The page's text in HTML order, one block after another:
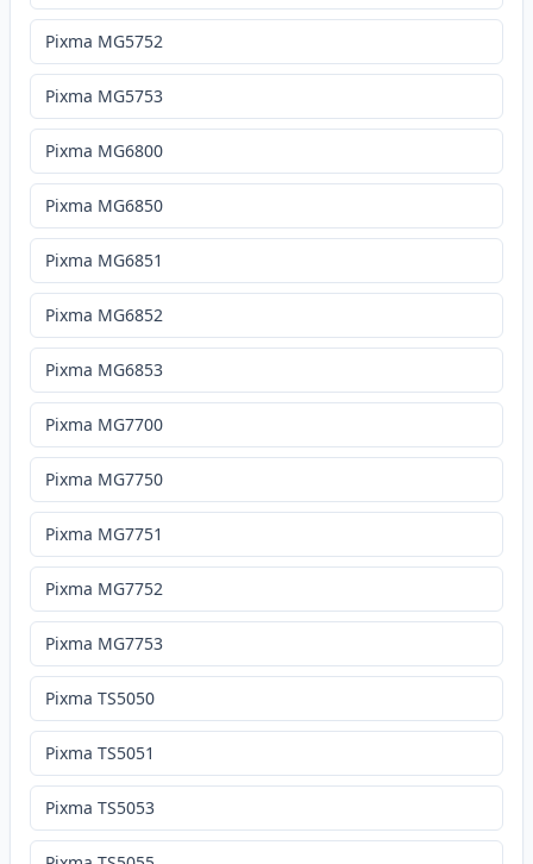
Pixma MG5752
Pixma MG5753
Pixma MG6800
Pixma MG6850
Pixma MG6851
Pixma MG6852
Pixma MG6853
Pixma MG7700
Pixma MG7750
Pixma MG7751
Pixma MG7752
Pixma MG7753
Pixma TS5050
Pixma TS5051
Pixma TS5053